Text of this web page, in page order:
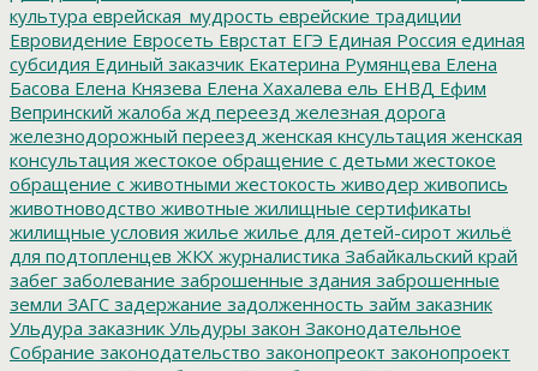
культура еврейская_мудрость еврейские традиции
Евровидение Евросеть Еврстат ЕГЭ Единая Россия единая
субсидия Единый заказчик Екатерина Румянцева Елена
Басова Елена Князева Елена Хахалева ель ЕНВД Ефим
Вепринский жалоба жд переезд железная дорога
железнодорожный переезд женская кнсультация женская
консультация жестокое обращение с детьми жестокое
обращение с животными жестокость живодер живопись
животноводство животные жилищные сертификаты
жилищные условия жилье жилье для детей-сирот жильё
для подтопленцев ЖКХ журналистика Забайкальский край
забег заболевание заброшенные здания заброшенные
земли ЗАГС задержание задолженность займ заказник
Ульдура заказник Ульдуры закон Законодательное
Собрание законодательство законопреокт законопроект